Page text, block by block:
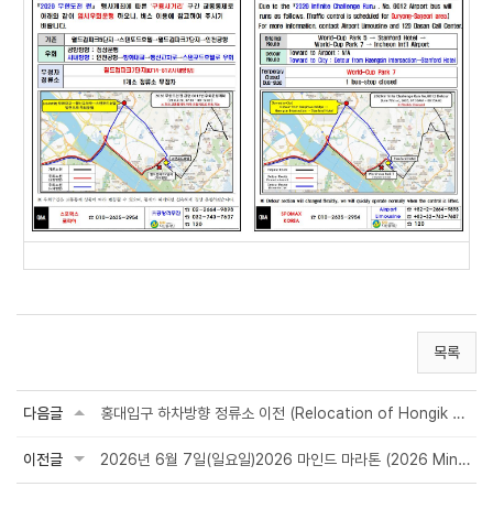
목록
다음글 홍대입구 하차방향 정류소 이전 (Relocation of Hongik Univ. Station Drop-off Stop...
이전글 2026년 6월 7일(일요일)2026 마인드 마라톤 (2026 Mind Marathon)으로 인한 통제 및 우회...